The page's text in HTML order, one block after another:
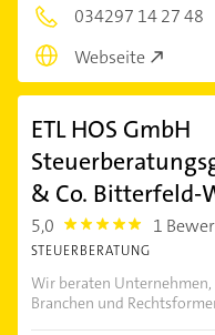
034297 14 27 48
Webseite
ETL HOS GmbH
& Co. Bitterfeld-
5,0 5.0 1
STEUERBERATUNG
Wir beraten
Branchen und